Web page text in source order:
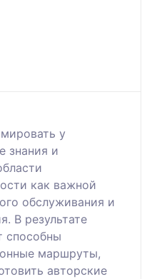
у
знания и
как важной
обслуживания и
В результате
способны
маршруты,
авторские